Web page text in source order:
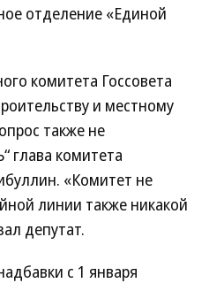
отделение «Единой
комитета Госсовета
и местному
также не
глава комитета
«Комитет не
линии также никакой
депутат.
с 1 января